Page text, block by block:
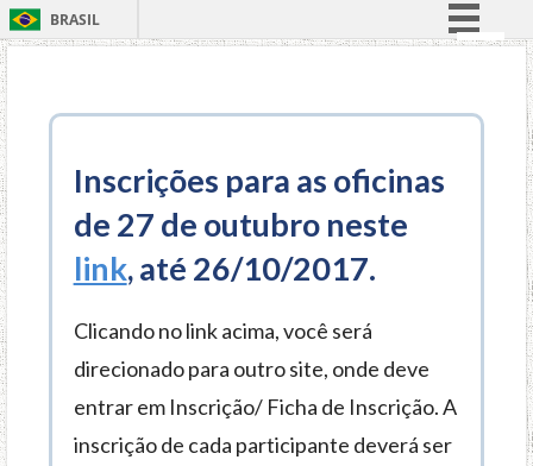
BRASIL
Acesso à informação
I
r
d
i
r
e
t
o
p
a
r
a
o
c
Inscrições para as oficinas
de 27 de outubro neste
link, até 26/10/2017.
Clicando no link acima, você será
direcionado para outro site, onde deve
entrar em Inscrição/ Ficha de Inscrição. A
inscrição de cada participante deverá ser